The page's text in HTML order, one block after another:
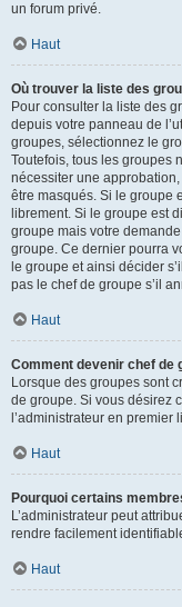
un forum privé.
Haut
Où trouver la liste des
Pour consulter la liste des
depuis votre panneau de
groupes, sélectionnez le
Toutefois, tous les groupes
nécessiter une
être masqués. Si le groupe
librement. Si le groupe est
groupe mais votre
groupe. Ce dernier pourra
le groupe et ainsi décider
pas le chef de groupe s’il
Haut
Comment devenir chef de
Lorsque des groupes sont
de groupe. Si vous désirez
l’administrateur en
Haut
Pourquoi certains
L’administrateur peut
rendre facilement
Haut